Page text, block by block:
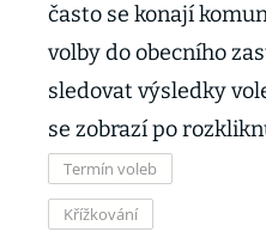
často se konají
volby do obecního
sledovat výsledky
se zobrazí po
Termín voleb
Křížkování